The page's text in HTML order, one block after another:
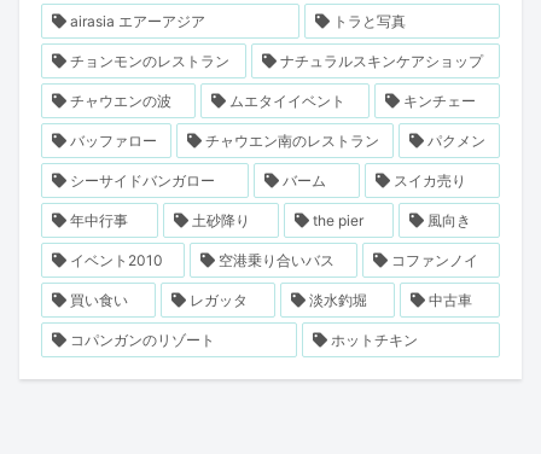
airasia エアーアジア トラと写真
チョンモンのレストラン ナチュラルスキンケアショップ
チャウエンの波 ムエタイイベント キンチェー
バッファロー チャウエン南のレストラン パクメン
シーサイドバンガロー バーム スイカ売り
年中行事 土砂降り the pier 風向き
イベント2010 空港乗り合いバス コファンノイ
買い食い レガッタ 淡水釣堀 中古車
コパンガンのリゾート ホットチキン